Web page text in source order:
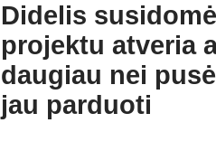
Didelis
projektu atveria
daugiau nei
jau parduoti